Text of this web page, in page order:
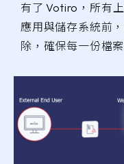
有了 Votiro，所有
應用與儲存系統前
除，確保每一份檔